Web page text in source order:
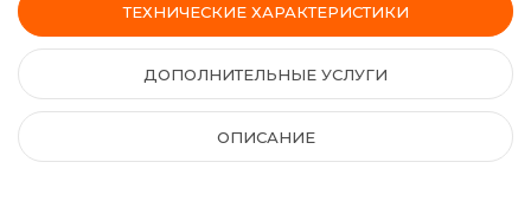
ТЕХНИЧЕСКИЕ ХАРАКТЕРИСТИКИ
ДОПОЛНИТЕЛЬНЫЕ УСЛУГИ
ОПИСАНИЕ